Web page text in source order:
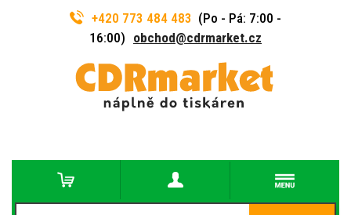
+420 773 484 483 (Po - Pá: 7:00 -
16:00) obchod@cdrmarket.cz